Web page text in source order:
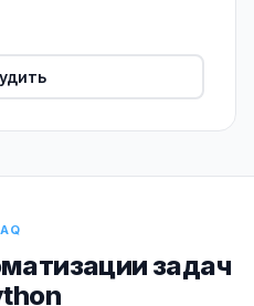
задач